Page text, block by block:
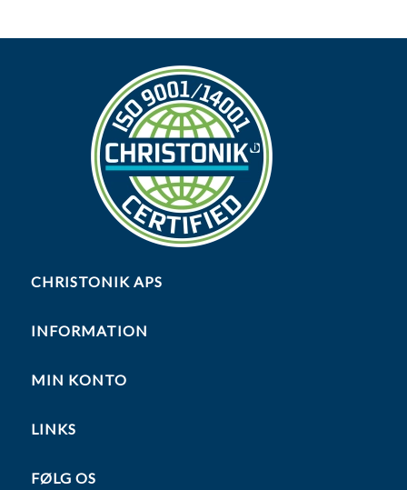
CHRISTONIK APS
INFORMATION
MIN KONTO
LINKS
FØLG OS